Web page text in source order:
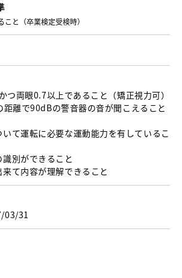
と （卒業検定受検時）
つ両眼0.7以上であること （矯正視力可）
離で90dBの警音器の音が聞こえること
て運転に必要な運動能力を有しているこ
別ができること
て内容が理解できること
03/31